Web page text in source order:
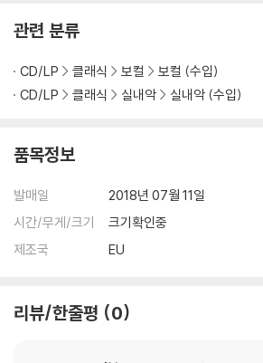
관련 분류
CD/LP 클래식 보컬
보컬 (수입)
CD/LP
클래식 실내악 실내악 (수입)
품목정보
발매일
2018년 07월 11일
시간/무게/크기
크기확인중
제조국
EU
리뷰/한줄평 0